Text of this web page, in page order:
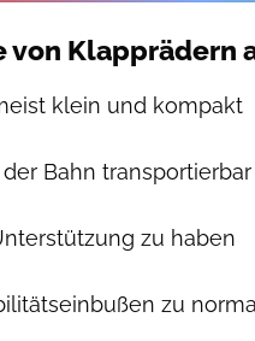
von Klapprädern
klein und kompakt
Bahn transportierbar
zu haben
zu